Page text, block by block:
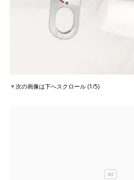
▼次の画像は下へスクロール (1/5)